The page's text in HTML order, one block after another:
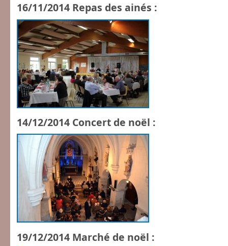
16/11/2014 Repas des ainés :
14/12/2014 Concert de noël :
19/12/2014 Marché de noël :